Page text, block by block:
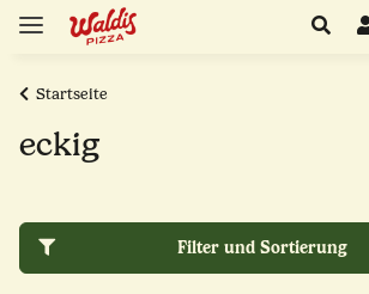
Startseite
eckig
Filter und Sortierung